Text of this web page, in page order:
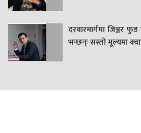
दरवारमार्गमा जिञ्जर
भन्छन्ः सस्तो मूल्यमा